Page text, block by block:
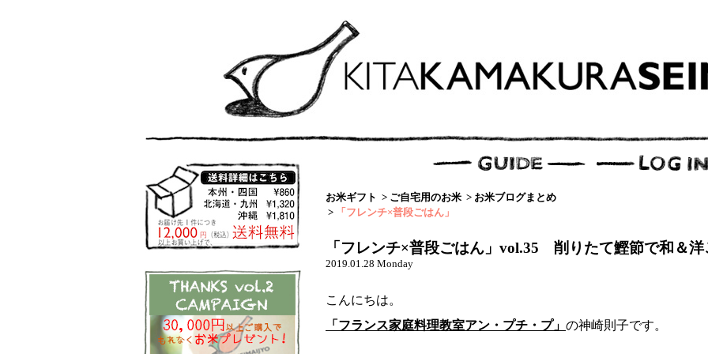
お米ギフト > ご自宅用のお米 > お米ブログまとめ
>
「フレンチ×普段ごはん」
「フレンチ×普段ごはん」vol.35 削りたて鰹節で和＆洋
2019.01.28 Monday
こんにちは。
「フランス家庭料理教室アン・プチ・プ」 の神崎則子です。